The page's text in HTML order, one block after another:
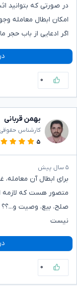
در صورتی که بتوانید
امکان ابطال معامله
اگر ادعایی از باب حجر
۰
بهمن قربانی
کارشناس حقوقی
۵
۵ سال پیش
برای ابطال آن معامله،
متصور هست که لازمه
صلح، بیع، وصیت و...؟؟
نیست
۰